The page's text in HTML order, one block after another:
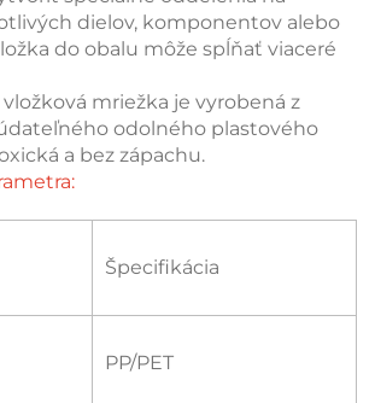
dielov, komponentov alebo
do obalu môže spĺňať viaceré
mriežka je vyrobená z
odolného plastového
a bez zápachu.
Špecifikácia
PP/PET